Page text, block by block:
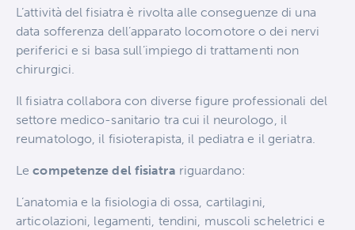
L’attività del fisiatra è rivolta alle conseguenze di una
data sofferenza dell’apparato locomotore o dei nervi
periferici e si basa sull’impiego di trattamenti non
chirurgici.
Il fisiatra collabora con diverse figure professionali del
settore medico-sanitario tra cui il neurologo, il
reumatologo, il fisioterapista, il pediatra e il geriatra.
Lecompetenze del fisiatra riguardano:
L’anatomia e la fisiologia di ossa, cartilagini,
articolazioni, legamenti, tendini, muscoli scheletrici e